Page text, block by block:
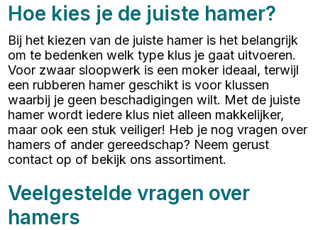
Hoe kies je de juiste hamer?
Bij het kiezen van de juiste hamer is het belangrijk
om te bedenken welk type klus je gaat uitvoeren.
Voor zwaar sloopwerk is een moker ideaal, terwijl
een rubberen hamer geschikt is voor klussen
waarbij je geen beschadigingen wilt. Met de juiste
hamer wordt iedere klus niet alleen makkelijker,
maar ook een stuk veiliger! Heb je nog vragen over
hamers of ander gereedschap? Neem gerust
contact op of bekijk ons assortiment.
Veelgestelde vragen over
hamers